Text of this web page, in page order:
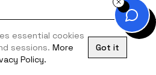
essential cookies
sessions. More
Policy.
Got it